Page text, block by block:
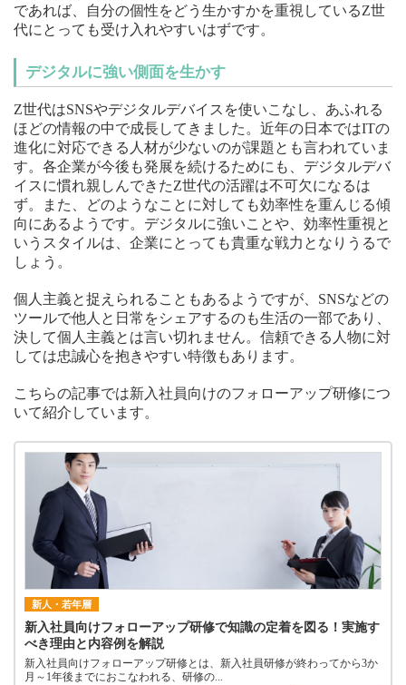
であれば、自分の個性をどう生かすかを重視しているZ世
代にとっても受け入れやすいはずです。
デジタルに強い側面を生かす
Z世代はSNSやデジタルデバイスを使いこなし、あふれる
ほどの情報の中で成長してきました。近年の日本ではITの
進化に対応できる人材が少ないのが課題とも言われていま
す。各企業が今後も発展を続けるためにも、デジタルデバ
イスに慣れ親しんできたZ世代の活躍は不可欠になるは
ず。また、どのようなことに対しても効率性を重んじる傾
向にあるようです。デジタルに強いことや、効率性重視と
いうスタイルは、企業にとっても貴重な戦力となりうるで
しょう。
個人主義と捉えられることもあるようですが、SNSなどの
ツールで他人と日常をシェアするのも生活の一部であり、
決して個人主義とは言い切れません。信頼できる人物に対
しては忠誠心を抱きやすい特徴もあります。
こちらの記事では新入社員向けのフォローアップ研修につ
いて紹介しています。
新人・若年層
新入社員向けフォローアップ研修で知識の定着を図る！実施す
べき理由と内容例を解説
新入社員向けフォローアップ研修とは、新入社員研修が終わってから3か
月～1年後までにおこなわれる、研修の...